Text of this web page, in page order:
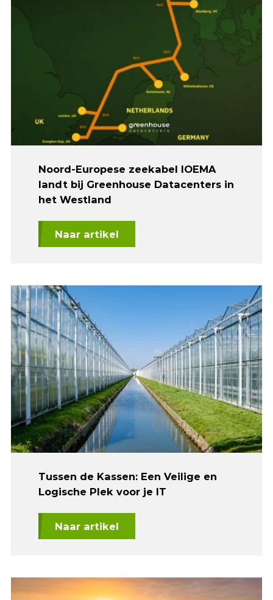
Noord-Europese zeekabel IOEMA
landt bij Greenhouse Datacenters in
het Westland
Naar artikel
Tussen de Kassen: Een Veilige en
Logische Plek voor je IT
Naar artikel